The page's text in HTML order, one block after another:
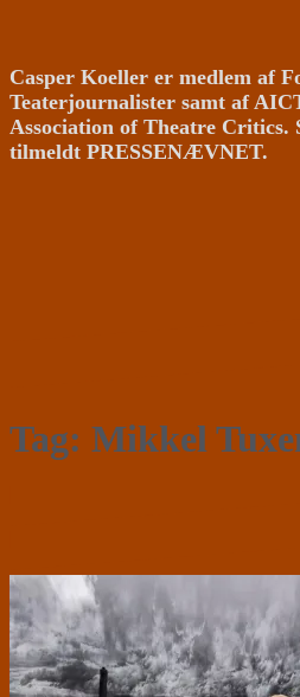
Casper Koeller er medlem af
Teaterjournalister samt af
Association of Theatre
tilmeldt PRESSENÆVNET.
Tag: Mikkel